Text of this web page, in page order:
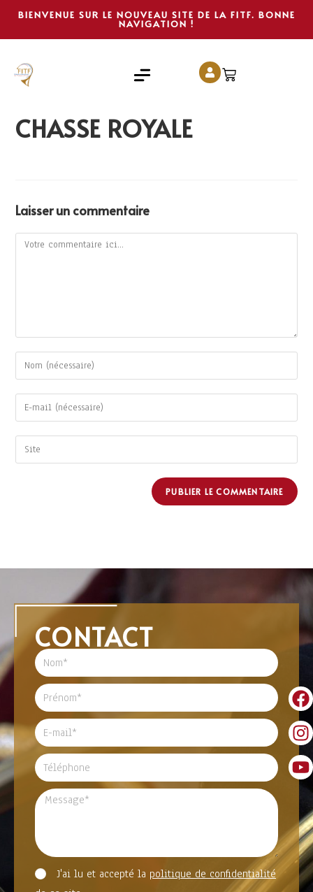
BIENVENUE SUR LE NOUVEAU SITE DE LA FITF. BONNE
NAVIGATION !
CHASSE ROYALE
Laisser un commentaire
CONTACT
J'ai lu et accepté la politique de confidentialité